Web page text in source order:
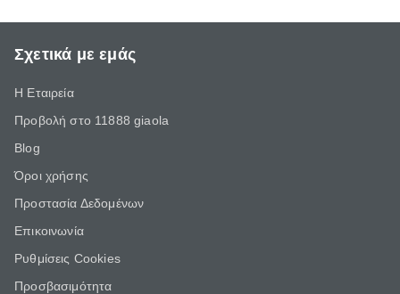
Σχετικά με εμάς
Η Εταιρεία
Προβολή στο 11888 giaola
Blog
Όροι χρήσης
Προστασία Δεδομένων
Επικοινωνία
Ρυθμίσεις Cookies
Προσβασιμότητα